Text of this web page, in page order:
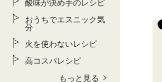
酸味が決め手のレシピ
おうちでエスニック気
分
火を使わないレシピ
高コスパレシピ
もっと見る